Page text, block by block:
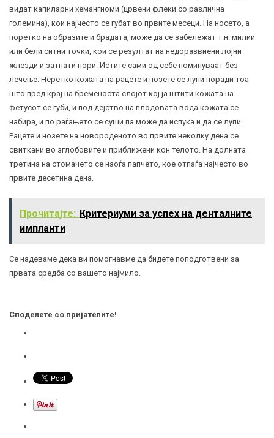
видат капиларни хемангиоми (црвени флеки со различна
големина), кои најчесто се губат во првите месеци. На носето, а
поретко на образите и брадата, може да се забележат т.н. милии
или бели ситни точки, кои се резултат на недоразвиени лојни
жлезди и затнати пори. Истите сами од себе поминуваат без
лечење. Неретко кожата на рацете и нозете се лупи поради тоа
што пред крај на бременоста слојот кој ја штити кожата на
фетусот се губи, и под дејство на плодовата вода кожата се
набира, и по раѓањето се суши па може да испука и да се лупи.
Рацете и нозете на новороденото во првите неколку дена се
свиткани во зглобовите и приближени кон телото. На долната
третина на стомачето се наоѓа папчето, кое отпаѓа најчесто во
првите десетина дена.
Прочитајте: Критериуми за успех на денталните
импланти
Се надеваме дека ви помогнавме да бидете поподготвени за
првата средба со вашето најмило.
Споделете со пријателите!